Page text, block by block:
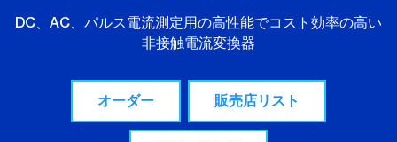
DC、AC、パルス電流測定用の高性能でコスト効率の高い
非接触電流変換器
オーダー 販売店リスト